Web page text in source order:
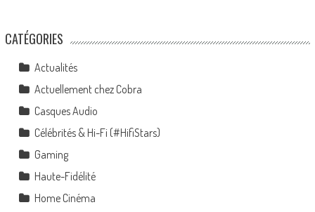
CATÉGORIES
Actualités
Actuellement chez Cobra
Casques Audio
Célébrités & Hi-Fi (#HifiStars)
Gaming
Haute-Fidélité
Home Cinéma